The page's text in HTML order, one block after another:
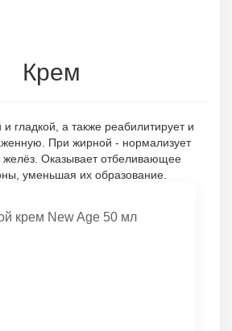
Крем
гладкой, а также реабилитирует и
При жирной - нормализует
желёз. Оказывает отбеливающее
уменьшая их образование.
крем New Age 50 мл